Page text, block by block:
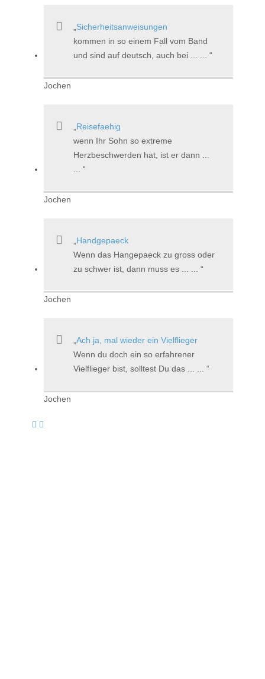
Sicherheitsanweisungen
kommen in so einem Fall vom Band
und sind auf deutsch, auch bei ... ...
Jochen
Reisefaehig
wenn Ihr Sohn so extreme
Herzbeschwerden hat, ist er dann ...
Jochen
Handgepaeck
Wenn das Hangepaeck zu gross oder
zu schwer ist, dann muss es ... ...
Jochen
Ach ja, mal wieder ein Vielflieger
Wenn du doch ein so erfahrener
Vielflieger bist, solltest Du das ... ...
Jochen